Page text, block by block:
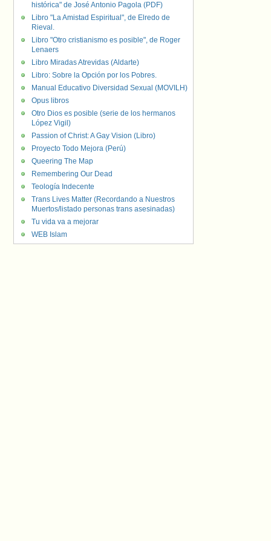
histórica" de José Antonio Pagola (PDF)
Libro "La Amistad Espiritual", de Elredo de
Rieval.
Libro "Otro cristianismo es posible", de Roger
Lenaers
Libro Miradas Atrevidas (Aldarte)
Libro: Sobre la Opción por los Pobres.
Manual Educativo Diversidad Sexual (MOVILH)
Opus libros
Otro Dios es posible (serie de los hermanos
López Vigil)
Passion of Christ: A Gay Vision (Libro)
Proyecto Todo Mejora (Perú)
Queering The Map
Remembering Our Dead
Teología Indecente
Trans Lives Matter (Recordando a Nuestros
Muertos/listado personas trans asesinadas)
Tu vida va a mejorar
WEB Islam